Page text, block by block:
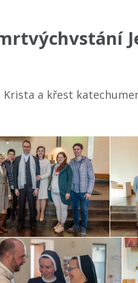
a křest